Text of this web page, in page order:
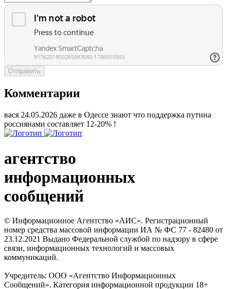
Отправить
Комментарии
вася 24.05.2026 даже в Одессе знают что поддержка путина
россиянами составляет 12-20% !
агентство
информационных
сообщений
© Информационное Агентство «АИС». Регистрационный
номер средства массовой информации ИА № ФС 77 - 82480 от
23.12.2021 Выдано Федеральной службой по надзору в сфере
связи, информационных технологий и массовых
коммуникаций.
Учредитель: ООО «Агентство Информационных
Сообщений». Категория информационной продукции 18+